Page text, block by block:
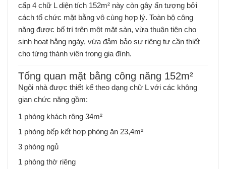
cấp 4 chữ L diện tích 152m² này còn gây ấn tượng bởi
cách tổ chức mặt bằng vô cùng hợp lý. Toàn bộ công
năng được bố trí trên một mặt sàn, vừa thuận tiện cho
sinh hoạt hằng ngày, vừa đảm bảo sự riêng tư cần thiết
cho từng thành viên trong gia đình.
Tổng quan mặt bằng công năng 152m²
Ngôi nhà được thiết kế theo dạng chữ L với các không
gian chức năng gồm:
1 phòng khách rộng 34m²
1 phòng bếp kết hợp phòng ăn 23,4m²
3 phòng ngủ
1 phòng thờ riêng